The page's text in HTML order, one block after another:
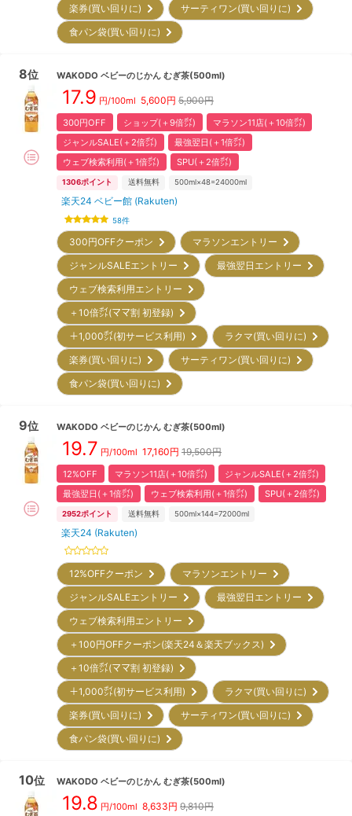
楽券(買い回りに)
サーティワン(買い回りに)
食パン袋(買い回りに)
8位 WAKODO ベビーのじかん むぎ茶(500ml)
17.9 円/100ml 5,600円 5,900円
300円OFF ショップ(＋9倍㌽)
マラソン11店(＋10倍㌽)
ジャンルSALE(＋2倍㌽)
最強翌日(＋1倍㌽)
ウェブ検索利用(＋1倍㌽)
SPU(＋2倍㌽)
1306ポイント 送料無料 500ml×48=24000ml
楽天24 ベビー館 (Rakuten)
58件
300円OFFクーポン
マラソンエントリー
ジャンルSALEエントリー
最強翌日エントリー
ウェブ検索利用エントリー
＋10倍㌽(ママ割 初登録)
＋1,000㌽(初サービス利用)
ラクマ(買い回りに)
楽券(買い回りに)
サーティワン(買い回りに)
食パン袋(買い回りに)
9位 WAKODO ベビーのじかん むぎ茶(500ml)
19.7 円/100ml 17,160円 19,500円
12%OFF マラソン11店(＋10倍㌽)
ジャンルSALE(＋2倍㌽)
最強翌日(＋1倍㌽)
ウェブ検索利用(＋1倍㌽) SPU(＋2倍㌽)
2952ポイント 送料無料 500ml×144=72000ml
楽天24 (Rakuten)
12%OFFクーポン
マラソンエントリー
ジャンルSALEエントリー
最強翌日エントリー
ウェブ検索利用エントリー
＋100円OFFクーポン(楽天24＆楽天ブックス)
＋10倍㌽(ママ割 初登録)
＋1,000㌽(初サービス利用)
ラクマ(買い回りに)
楽券(買い回りに)
サーティワン(買い回りに)
食パン袋(買い回りに)
10位 WAKODO ベビーのじかん むぎ茶(500ml)
19.8 円/100ml 8,633円 9,810円